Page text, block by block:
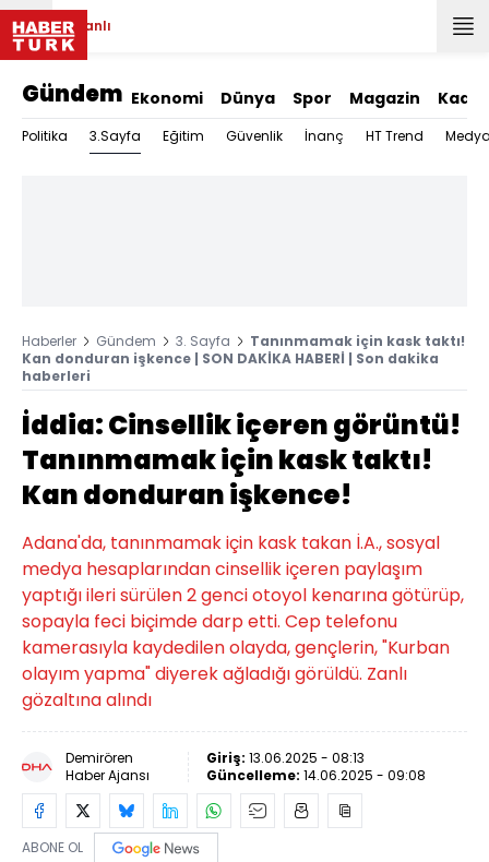
Canlı
Gündem Ekonomi Dünya Spor Magazin Kadın
Politika 3.Sayfa Eğitim Güvenlik İnanç HT Trend
Haberler Gündem 3. Sayfa
Tanınmamak için kask taktı!
Kan donduran işkence | SON DAKİKA HABERİ | Son dakika
haberleri
İddia: Cinsellik içeren görüntü!
Tanınmamak için kask taktı!
Kan donduran işkence!
Adana'da, tanınmamak için kask takan İ.A., sosyal
medya hesaplarından cinsellik içeren paylaşım
yaptığı ileri sürülen 2 genci otoyol kenarına götürüp,
sopayla feci biçimde darp etti. Cep telefonu
kamerasıyla kaydedilen olayda, gençlerin, "Kurban
olayım yapma" diyerek ağladığı görüldü. Zanlı
gözaltına alındı
Demirören
Haber Ajansı
Giriş: 13.06.2025 - 08:13
Güncelleme: 14.06.2025 - 09:08
ABONE OL